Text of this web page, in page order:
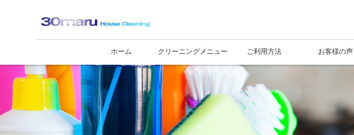
ホーム クリーニングメニュー ご利用方法 お客様の声